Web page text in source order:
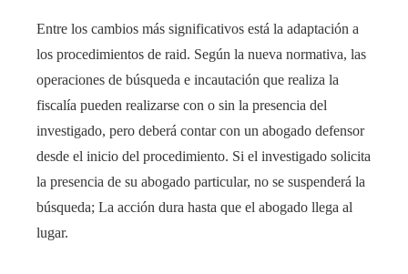
Entre los cambios más significativos está la adaptación a
los procedimientos de raid. Según la nueva normativa, las
operaciones de búsqueda e incautación que realiza la
fiscalía pueden realizarse con o sin la presencia del
investigado, pero deberá contar con un abogado defensor
desde el inicio del procedimiento. Si el investigado solicita
la presencia de su abogado particular, no se suspenderá la
búsqueda; La acción dura hasta que el abogado llega al
lugar.